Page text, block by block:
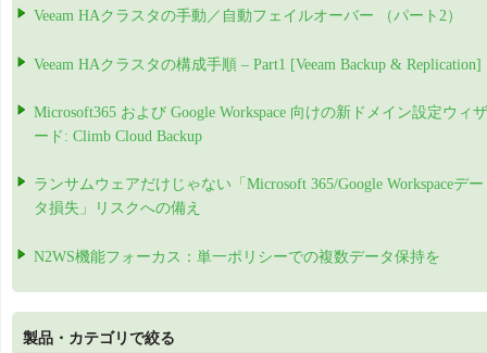
Veeam HAクラスタの手動／自動フェイルオーバー （パート2）
Veeam HAクラスタの構成手順 – Part1 [Veeam Backup & Replication]
Microsoft365 および Google Workspace 向けの新ドメイン設定ウィザ
ード: Climb Cloud Backup
ランサムウェアだけじゃない「Microsoft 365/Google Workspaceデー
タ損失」リスクへの備え
N2WS機能フォーカス：単一ポリシーでの複数データ保持を
製品・カテゴリで絞る